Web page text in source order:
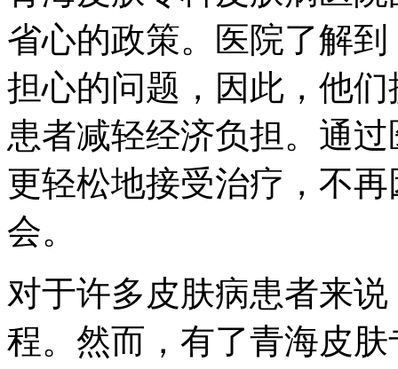
省心的政策。医院了解
担心的问题，因此，他
患者减轻经济负担。通
更轻松地接受治疗，不
会。
对于许多皮肤病患者来
程。然而，有了青海皮